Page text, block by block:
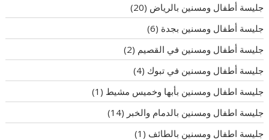
جليسة أطفال ومسنين بالرياض (20)
جليسة أطفال ومسنين بجدة (6)
جليسة أطفال ومسنين في القصيم (2)
جليسة أطفال ومسنين في تبوك (4)
جليسة اطفال ومسنين بأبها وخميس مشيط (1)
جليسة اطفال ومسنين بالدمام والخبر (14)
جليسة اطفال ومسنين بالطائف (1)